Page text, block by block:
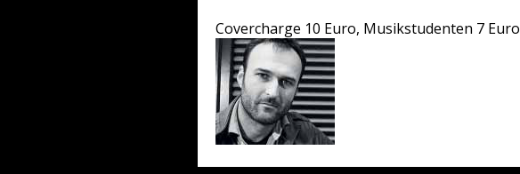
Covercharge 10 Euro, Musikstudenten 7 Euro